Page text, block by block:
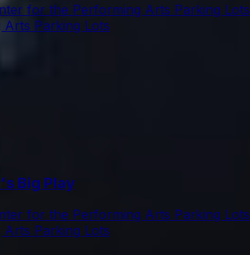
for the Performing Arts Parking Lots
Parking Lots
Big Play
for the Performing Arts Parking Lots
Parking Lots